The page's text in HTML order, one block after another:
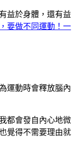
益於身體，還有益
要做不同運動！一
運動時會釋放腦內
都會發自內心地微
覺得不需要理由就